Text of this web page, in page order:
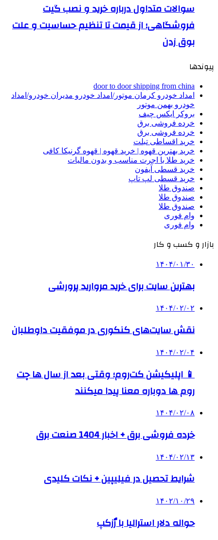
سوالات متداول درباره خرید و نصب گیت
فروشگاهی؛ از قیمت تا تنظیم حساسیت و علت
بوق زدن
پیوندها
door to door shipping from china
امداد خودرو کرمان موتور/امداد خودرو مدیران خودرو/امداد
خودرو بهمن موتور
بروکر ایکس چیف
خرده فروشی برق
خرده فروشی برق
خرید اقساطی تبلت
خرید بهترین قهوه | خرید قهوه | قهوه گرنیکا کافی
خرید طلا با اجرت مناسب و بدون مالیات
خرید قسطی آیفون
خرید قسطی لپ تاپ
صندوق طلا
صندوق طلا
صندوق طلا
وام فوری
وام فوری
بازار و کسب و کار
۱۴۰۴/۰۱/۳۰
بهترین سایت برای خرید مروارید پرورشی
۱۴۰۴/۰۲/۰۲
نقش سایت‌های کنکوری در موفقیت داوطلبان
۱۴۰۴/۰۲/۰۴
📱 اپلیکیشن کت‌روم؛ وقتی بعد از سال ها چت
روم ها دوباره معنا پیدا میکنند
۱۴۰۴/۰۲/۰۸
خرده فروشی برق + اخبار 1404 صنعت برق
۱۴۰۴/۰۲/۱۳
شرایط تحصیل در فیلیپین + نکات کلیدی
۱۴۰۲/۱۰/۲۹
حواله دلار استرالیا با رٌزکپ